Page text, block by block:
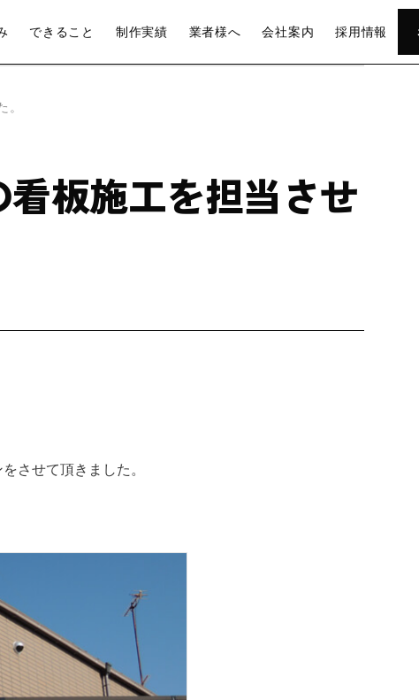
できること 制作実績 業者様へ 会社案内 採用情報
板施工を担当させ
させて頂きました。